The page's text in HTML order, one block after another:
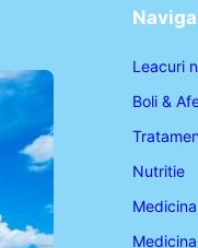
Leacuri
Boli &
Nutritie
Medicina